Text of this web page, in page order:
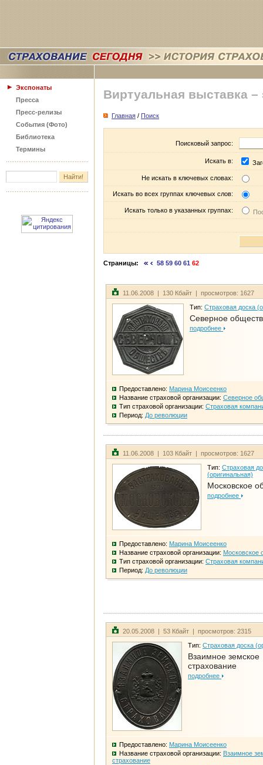
Экспонаты
Пресса
Пресс-релизы
События (Фото)
Библиотека
Термины
Виртуальная выставка –
Главная / Поиск
Поисковый запрос:
Искать в:
Не искать в ключевых словах:
Искать во всех группах ключевых слов:
Искать только в указанных группах:
Страницы: 58 59 60 61 62
11.06.2008 | 130 Кбайт | просмотров: 1627
Тип: Страховая доска
Северное
подробнее
Предоставлено: Марина Моисеенко
Название страховой организации: Северное
Тип страховой организации: Страховая
Период: До революции
11.06.2008 | 103 Кбайт | просмотров: 1627
Тип: Страховая
(оригинальная)
Московское
подробнее
Предоставлено: Марина Моисеенко
Название страховой организации: Московское
Тип страховой организации: Страховая
Период: До революции
20.05.2008 | 53 Кбайт | просмотров: 2315
Тип: Страховая доска
Взаимное земское
страхование
подробнее
Предоставлено: Марина Моисеенко
Название страховой организации: Взаимное
страхование